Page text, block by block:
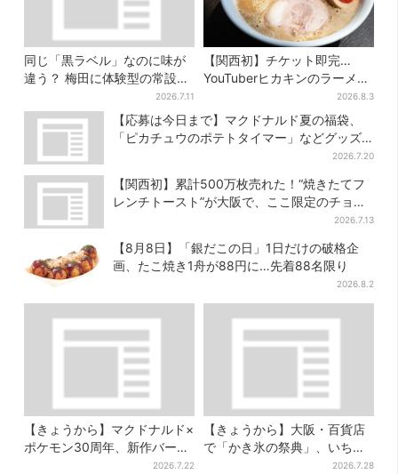
同じ「黒ラベル」なのに味が
違う？ 梅田に体験型の常設
店、“1人2杯まで”で0次会にも
便利
2026.7.11
【関西初】チケット即完…
YouTuberヒカキンのラーメン
店「みそきん」が大阪上陸！
「待ってました」と話題
2026.8.3
【応募は今日まで】マクドナルド夏の福袋、
「ピカチュウのポテトタイマー」などグッズ3
2026.7.20
【関西初】累計500万枚売れた！“焼きたてフ
レンチトースト”が大阪で、ここ限定のチョコ
2026.7.13
【8月8日】「銀だこの日」1日だけの破格企
画、たこ焼き1舟が88円に…先着88名限り
2026.8.2
【きょうから】マクドナルド×
ポケモン30周年、新作バーガ
ー5品が登場！朝・夜限定メニ
2026.7.22
【きょうから】大阪・百貨店
で「かき氷の祭典」、いち
ご・イチジク・紅茶・チー2026.7.28